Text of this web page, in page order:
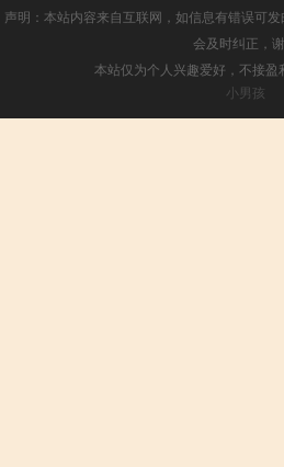
声明：本站内容来自互联网，如信息有错误可
会及时纠正，
本站仅为个人兴趣爱好，不接盈
小男孩